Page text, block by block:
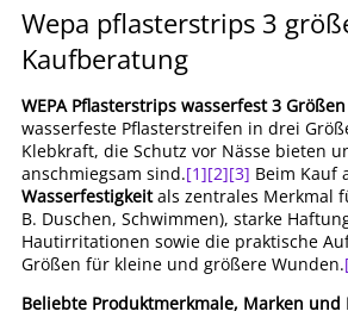
Wepa pflasterstrips 3
Kaufberatung
WEPA Pflasterstrips wasserfest 3 Größen
wasserfeste Pflasterstreifen in drei
Klebkraft, die Schutz vor Nässe bieten
anschmiegsam sind.[1][2][3] Beim Kauf
Wasserfestigkeitals zentrales Merkmal
B. Duschen, Schwimmen), starke
Hautirritationen sowie die praktische
Größen für kleine und größere Wunden.
Beliebte Produktmerkmale, Marken und